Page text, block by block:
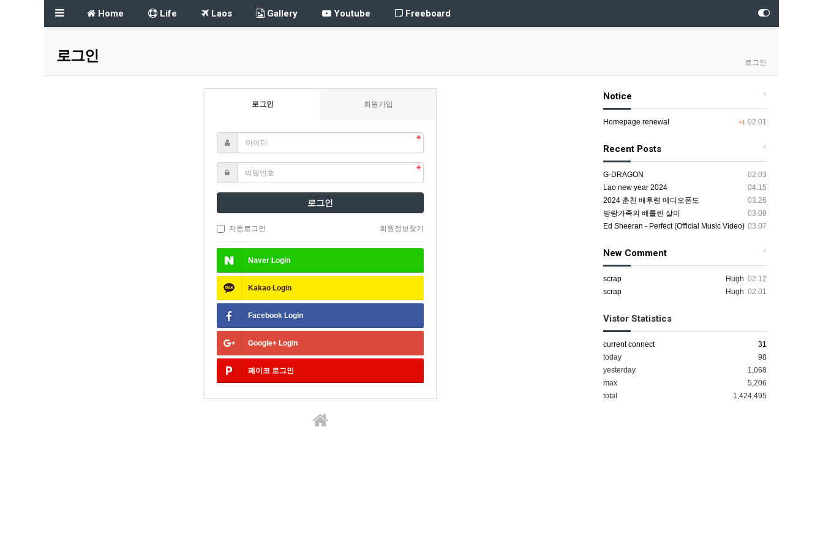
Home Life Laos Gallery Youtube Freeboard
로그인 로그인
로그인 회원가입
로그인
자동로그인 회원정보찾기
Naver Login
Kakao Login
Facebook Login
Google+ Login
페이코 로그인
+
Notice
+1 02.01
Homepage renewal
+
Recent Posts
02.03
G-DRAGON
04.15
Lao new year 2024
03.26
2024 춘천 배후령 메디오폰도
03.09
방랑가족의 베를린 살이
03.07
Ed Sheeran - Perfect (Official Music Video)
+
New Comment
Hugh 02.12
scrap
Hugh 02.01
scrap
Vistor Statistics
current connect
31
today
98
yesterday
1,068
max
5,206
total
1,424,495